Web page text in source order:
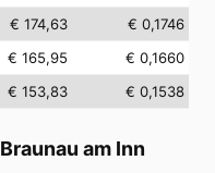
€ 174,63
€ 0,1746
€ 165,95
€ 0,1660
€ 153,83 € 0,1538
Braunau am Inn